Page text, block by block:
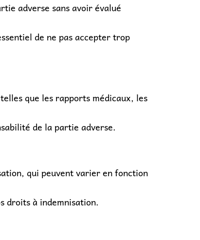
adverse sans avoir évalué
de ne pas accepter trop
que les rapports médicaux, les
de la partie adverse.
qui peuvent varier en fonction
droits à indemnisation.